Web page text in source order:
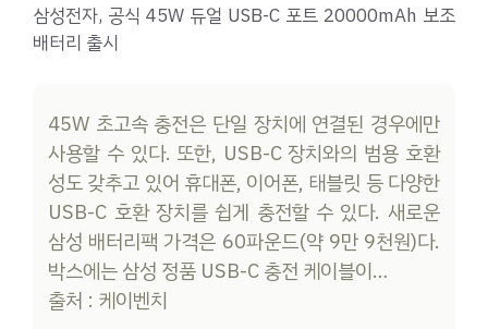
삼성전자, 공식 45W 듀얼 USB-C 포트 20000mAh 보조
배터리 출시
45W 초고속 충전은 단일 장치에 연결된 경우에만
사용할 수 있다. 또한, USB-C 장치와의 범용 호환
성도 갖추고 있어 휴대폰, 이어폰, 태블릿 등 다양한
USB-C 호환 장치를 쉽게 충전할 수 있다. 새로운
삼성 배터리팩 가격은 60파운드(약 9만 9천원)다.
박스에는 삼성 정품 USB-C 충전 케이블이…
출처 : 케이벤치